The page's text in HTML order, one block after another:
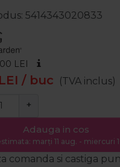
5414343020833
LEI
LEI / buc (TVA inclus)
+
Adauga in cos
marți 11 aug. - miercuri
comanda si castiga